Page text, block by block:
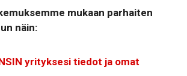
mukaan parhaiten
näin:
yrityksesi tiedot ja omat